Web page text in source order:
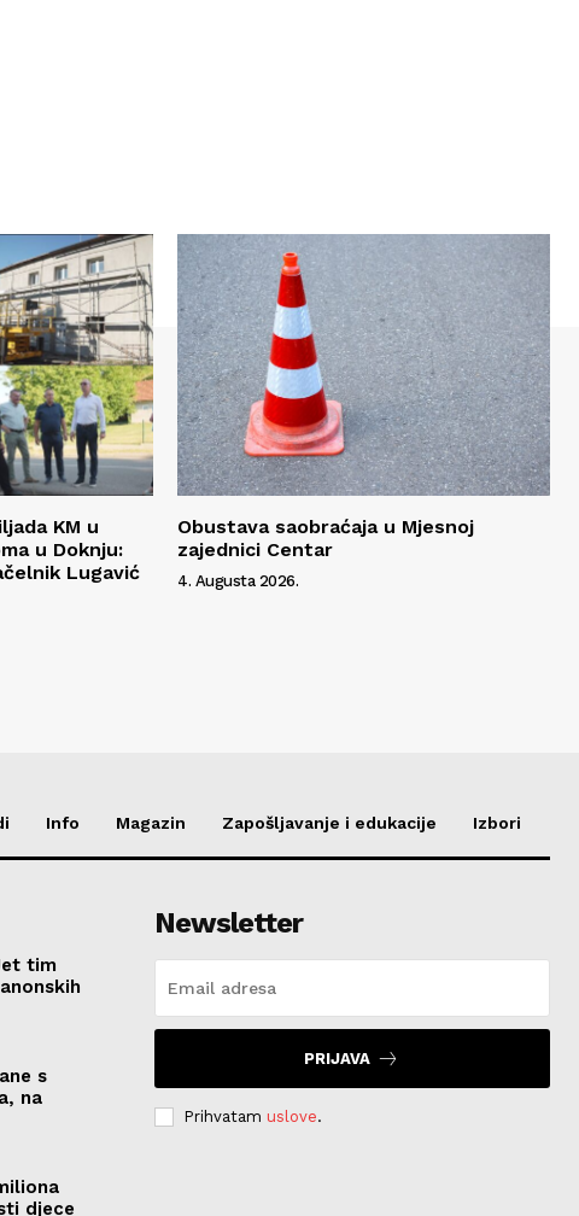
KM u
u Doknju:
Lugavić
Obustava saobraćaja u Mjesnoj
zajednici Centar
4. Augusta 2026.
Info Magazin Zapošljavanje i edukacije Izbori
tim
s
na
djece
Newsletter
PRIJAVA
Prihvatam uslove.